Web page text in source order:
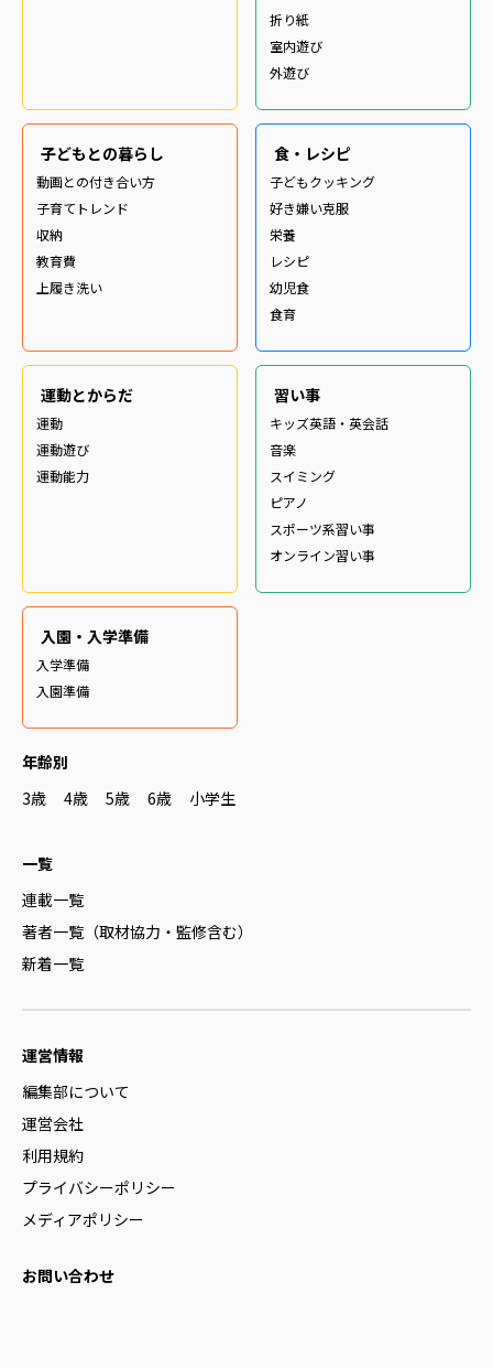
折り紙
室内遊び
外遊び
子どもとの暮らし
動画との付き合い方
子育てトレンド
収納
教育費
上履き洗い
食・レシピ
子どもクッキング
好き嫌い克服
栄養
レシピ
幼児食
食育
運動とからだ
運動
運動遊び
運動能力
習い事
キッズ英語・英会話
音楽
スイミング
ピアノ
スポーツ系習い事
オンライン習い事
入園・入学準備
入学準備
入園準備
年齢別
3歳
4歳 5歳 6歳 小学生
一覧
連載一覧
著者一覧（取材協力・監修含む）
新着一覧
運営情報
編集部について
運営会社
利用規約
プライバシーポリシー
メディアポリシー
お問い合わせ